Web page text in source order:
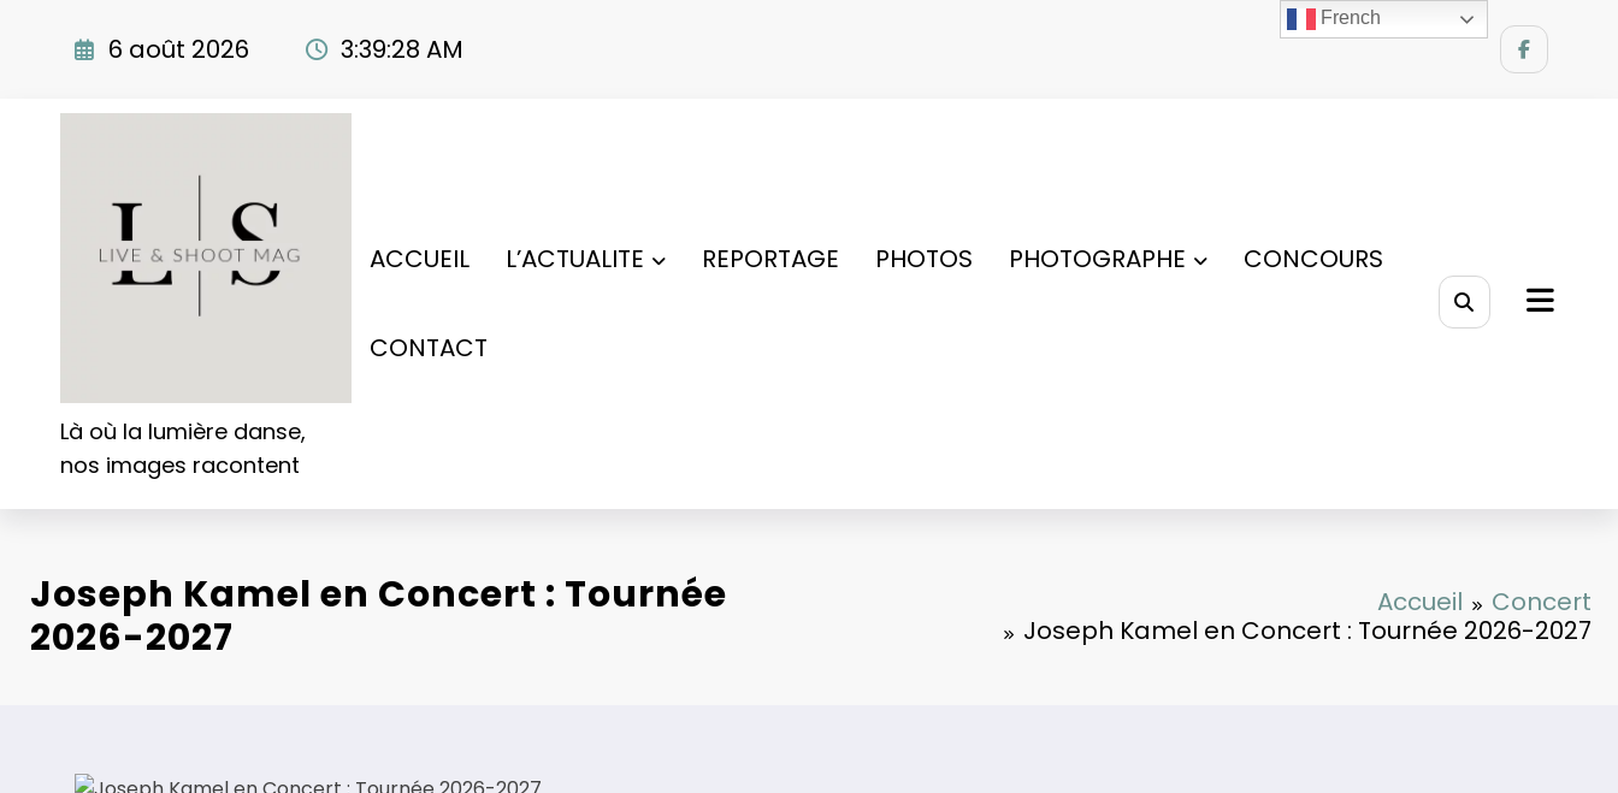
6 août 2026 3:39:29 AM
Là où la lumière danse,
nos images racontent
ACCUEIL L’ACTUALITE REPORTAGE PHOTOS PHOTOGRAPHE CONCOURS
CONTACT
Joseph Kamel en Concert : Tournée
2026-2027
Accueil
Concert
Joseph Kamel en Concert : Tournée 2026-2027
French